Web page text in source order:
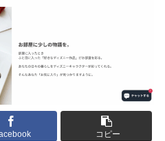
コピー